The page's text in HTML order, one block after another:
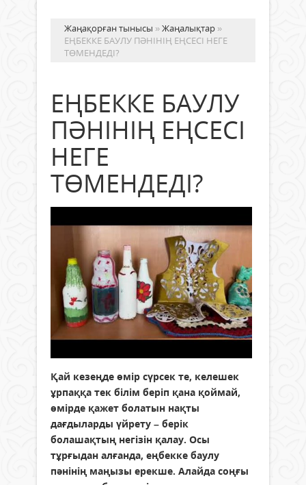
Жаңақорған тынысы »Жаңалықтар »
ЕҢБЕККЕ БАУЛУ ПӘНІНІҢ ЕҢСЕСІ НЕГЕ
ТӨМЕНДЕДІ?
ЕҢБЕККЕ БАУЛУ
ПӘНІНІҢ ЕҢСЕСІ
НЕГЕ
ТӨМЕНДЕДІ?
Қай кезеңде өмір сүрсек те, келешек
ұрпаққа тек білім беріп қана қоймай,
өмірде қажет болатын нақты
дағдыларды үйрету – берік
болашақтың негізін қалау. Осы
тұрғыдан алғанда, еңбекке баулу
пәнінің маңызы ерекше. Алайда соңғы